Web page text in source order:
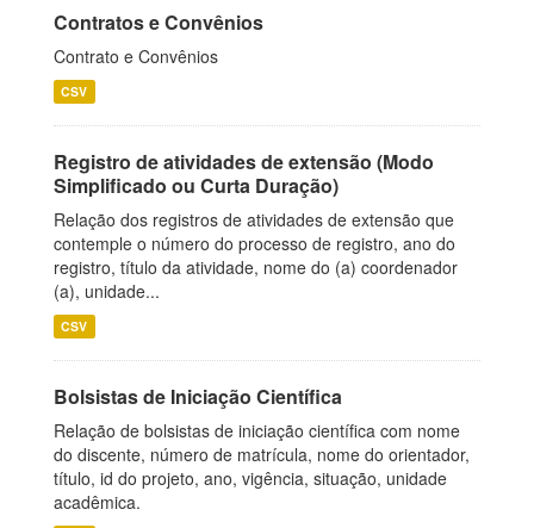
Contratos e Convênios
Contrato e Convênios
CSV
Registro de atividades de extensão (Modo
Simplificado ou Curta Duração)
Relação dos registros de atividades de extensão que
contemple o número do processo de registro, ano do
registro, título da atividade, nome do (a) coordenador
(a), unidade...
CSV
Bolsistas de Iniciação Científica
Relação de bolsistas de iniciação científica com nome
do discente, número de matrícula, nome do orientador,
título, id do projeto, ano, vigência, situação, unidade
acadêmica.